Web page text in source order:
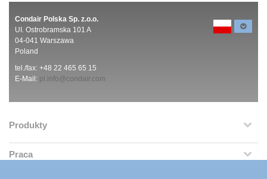
Condair Polska Sp. z.o.o.
UI. Ostrobramska 101 A
04-041 Warszawa
Poland
tel./fax: +48 22 465 65 15
E-Mail: pl.info@condair.com
Produkty
Praca